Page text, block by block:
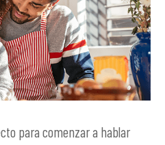
para comenzar a hablar